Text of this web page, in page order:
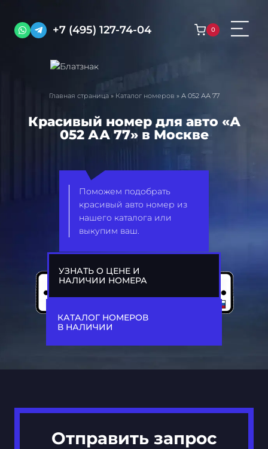
содержимому+7 (495) 127-74-04 0
Главная страница» Каталог номеров » А 052 АА 77
Красивый номер для авто «А
052 АА 77» в Москве
Поможем подобрать
красивый авто номер из
нашего каталога или
выкупим ваш.
А 052 АА
УЗНАТЬ О ЦЕНЕ И
НАЛИЧИИ НОМЕРА
КАТАЛОГ НОМЕРОВ
В НАЛИЧИИ
Отправить запрос